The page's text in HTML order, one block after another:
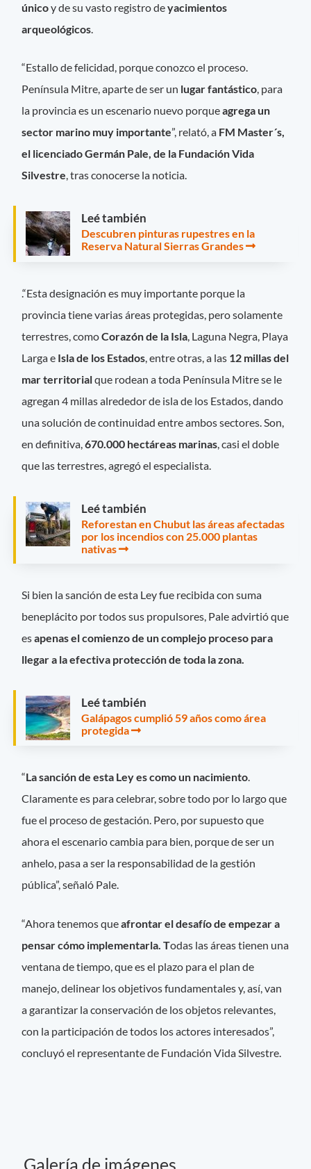
únicoy de su vasto registro deyacimientos
arqueológicos.
“Estallo de felicidad, porque conozco el proceso.
Península Mitre, aparte de ser un lugar fantástico, para
la provincia es un escenario nuevo porqueagrega un
sector marino muy importante”, relató, a FM Master´s,
el licenciado Germán Pale, de la Fundación Vida
Silvestre, tras conocerse la noticia.
Leé también
Descubren pinturas rupestres en la
Reserva Natural Sierras Grandes
.“Esta designación es muy importante porque la
provincia tiene varias áreas protegidas, pero solamente
terrestres, comoCorazón de la Isla , Laguna Negra, Playa
Larga e Isla de los Estados , entre otras, a las 12 millas del
mar territorialque rodean a toda Península Mitre se le
agregan 4 millas alrededor de isla de los Estados, dando
una solución de continuidad entre ambos sectores. Son,
en definitiva,670.000 hectáreas marinas , casi el doble
que las terrestres, agregó el especialista.
Leé también
Reforestan en Chubut las áreas afectadas
por los incendios con 25.000 plantas
nativas
Si bien la sanción de esta Ley fue recibida con suma
beneplácito por todos sus propulsores, Pale advirtió que
esapenas el comienzo de un complejo proceso para
llegar a la efectiva protección de toda la zona.
Leé también
Galápagos cumplió 59 años como área
protegida
“La sanción de esta Ley es como un nacimiento.
Claramente es para celebrar, sobre todo por lo largo que
fue el proceso de gestación. Pero, por supuesto que
ahora el escenario cambia para bien, porque de ser un
anhelo, pasa a ser la responsabilidad de la gestión
pública”, señaló Pale.
“Ahora tenemos queafrontar el desafío de empezar a
pensar cómo implementarla. Todas las áreas tienen una
ventana de tiempo, que es el plazo para el plan de
manejo, delinear los objetivos fundamentales y, así, van
a garantizar la conservación de los objetos relevantes,
con la participación de todos los actores interesados”,
concluyó el representante de Fundación Vida Silvestre.
Galería de imágenes